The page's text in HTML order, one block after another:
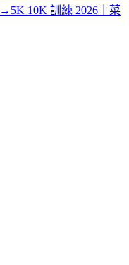
→ 5K 10K 訓練 2026｜菜